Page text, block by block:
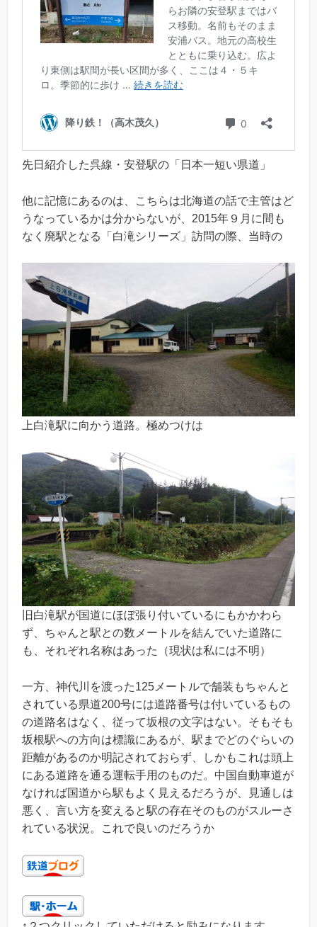
先日紹介した呉線・安登駅の「日本一短い県道」
他に記憶にあるのは、こちらは北海道の話で主管はど
うなっているかは分からないが、2015年９月に間も
なく廃駅となる「白滝シリーズ」訪問の際、当時の
上白滝駅に向かう道路。極めつけは
旧白滝駅が国道にほぼ張り付いているにもかかわら
ず、ちゃんと駅との数メートルを結んでいた道路に
も、それぞれ名称はあった（現状は私には不明）
一方、神代川を渡った125メートルで舗装もちゃんと
されている県道200号には道路番号は付いているもの
の道路名はなく、従って坂根の文字はない。そもそも
坂根駅への方向は標識にあるが、駅までどのぐらいの
距離があるのか明記されておらず、しかもこれは頭上
にある道路を通る運転手用のものだ。中国自動車道が
なければ国道から駅もよく見えるだろうが、見通しは
悪く、言い方を変えると駅の存在そのものがスルーさ
れている状況。これで良いのだろうか